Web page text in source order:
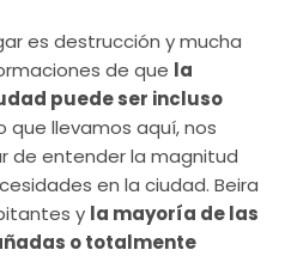
es destrucción y mucha
de que la
puede ser incluso
que llevamos aquí, nos
de entender la magnitud
en la ciudad. Beira
y la mayoría de las
o totalmente